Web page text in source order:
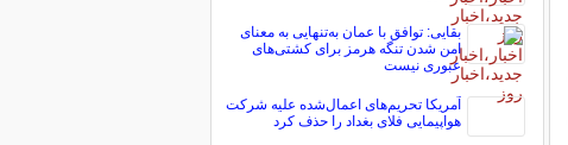
بقایی: توافق با عمان به‌تنهایی به معنای
امن شدن تنگه هرمز برای کشتی‌های
عبوری نیست
آمریکا تحریم‌های اعمال‌شده علیه شرکت
هواپیمایی فلای بغداد را حذف کرد